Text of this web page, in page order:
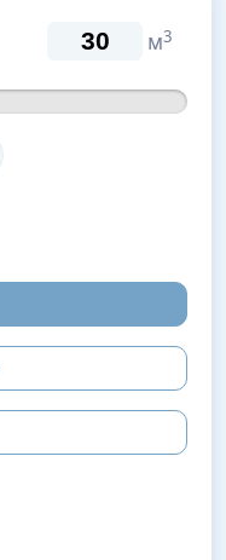
м3